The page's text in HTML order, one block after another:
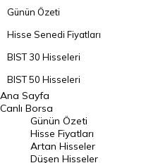
Günün Özeti
Hisse Senedi Fiyatları
BIST 30 Hisseleri
BIST 50 Hisseleri
BIST 100 Hisseleri
En Çok Artan Hisseler
En Çok Düşen Hisseler
Ana Sayfa
Canlı Borsa
Günün Özeti
Hisse Fiyatları
Artan Hisseler
Düşen Hisseler